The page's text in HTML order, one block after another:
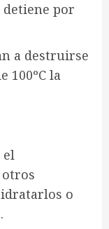
por
a destruirse
100ºC la
el
o